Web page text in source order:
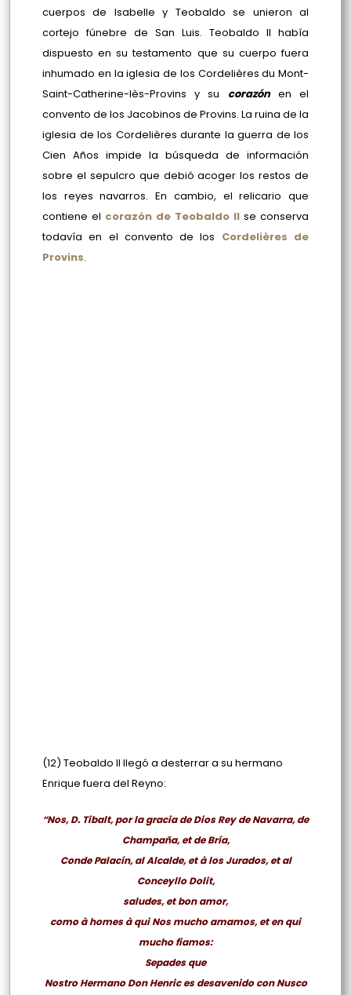
cuerpos de Isabelle y Teobaldo se unieron al
cortejo fúnebre de San Luis. Teobaldo II había
dispuesto en su testamento que su cuerpo fuera
inhumado en la iglesia de los Cordelières du Mont-
Saint-Catherine-lès-Provins y su corazón en el
convento de los Jacobinos de Provins. La ruina de la
iglesia de los Cordelières durante la guerra de los
Cien Años impide la búsqueda de información
sobre el sepulcro que debió acoger los restos de
los reyes navarros. En cambio, el relicario que
contiene el corazón de Teobaldo II se conserva
todavía en el convento de los Cordelières de
Provins.
(12) Teobaldo II llegó a desterrar a su hermano
Enrique fuera del Reyno:
“Nos, D. Tibalt, por la gracia de Dios Rey de Navarra, de
Champaña, et de Bría,
Conde Palacín, al Alcalde, et à los Jurados, et al
Conceyllo Dolit,
saludes, et bon amor,
como à homes à qui Nos mucho amamos, et en qui
mucho fiamos:
Sepades que
Nostro Hermano Don Henric es desavenido con Nusco